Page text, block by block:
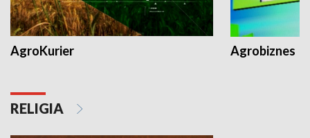
AgroKurier Agrobiznes
RELIGIA